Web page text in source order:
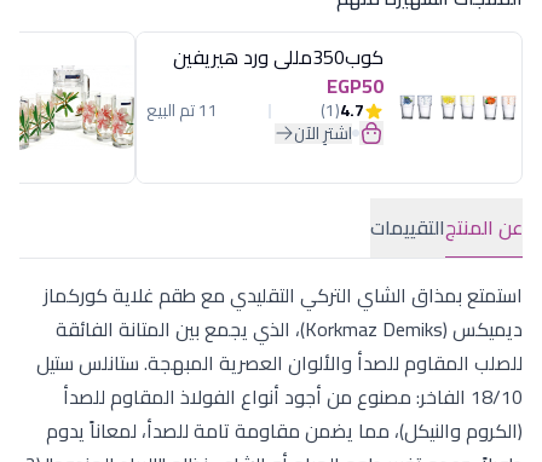
كوب350مللى ورد هيريفين
EGP50
4.7
(1) 11 تم البيع
اشترِ الآن
عن المنتجالتقييمات
استمتع بمذاق الشاي التركي التقليدي مع طقم غلاية كوركماز
ديميكس (Korkmaz Demiks)، الذي يجمع بين المتانة الفائقة
للصلب المقاوم للصدأ والألوان العصرية المبهجة. ستانلس ستيل
18/10 الفاخر: مصنوع من أجود أنواع الفولاذ المقاوم للصدأ
(الكروم والنيكل)، مما يضمن مقاومة تامة للصدأ، لمعاناً يدوم